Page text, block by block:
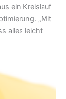
ein Kreislauf
„Mit
alles leicht